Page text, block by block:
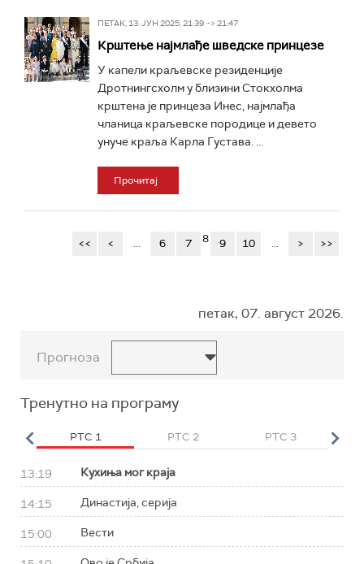
ПЕТАК, 13. ЈУН 2025, 21:39 -> 21:47
Крштење најмлађе шведске принцезе
У капели краљевске резиденције
Дротнингсхолм у близини Стокхолма
крштена је принцеза Инес, најмлађа
чланица краљевске породице и девето
унуче краља Карла Густава. ...
Прочитај
<< < ... 6 7 8 9 10 ... > >>
петак, 07. август 2026.
Прогноза
Тренутно на програму
РТС 1 РТС 2 РТС 3
13:19 Кухиња мог краја
14:15 Династија, серија
15:00 Вести